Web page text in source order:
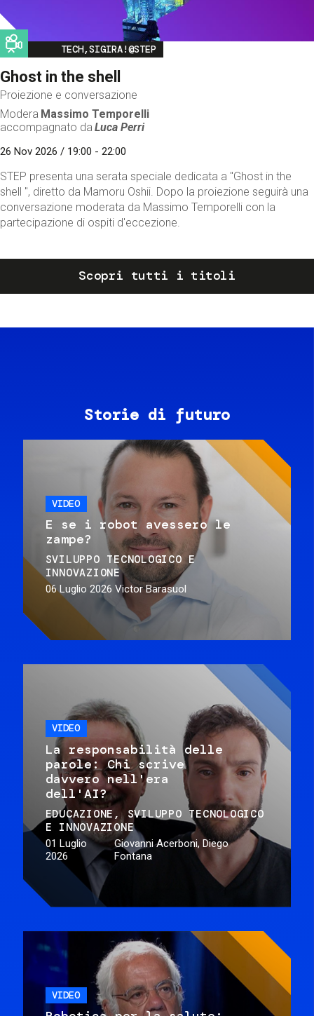
Image
TECH,SIGIRA!@STEP
Ghost in the shell
Proiezione e conversazione
Modera Massimo Temporelli
accompagnato da Luca Perri
26 Nov 2026 / 19:00 - 22:00
STEP presenta una serata speciale dedicata a "Ghost in the
shell ", diretto da Mamoru Oshii. Dopo la proiezione seguirà una
conversazione moderata da Massimo Temporelli con la
partecipazione di ospiti d'eccezione.
Scopri tutti i titoli
Storie di futuro
VIDEO
E se i robot avessero le
zampe?
SVILUPPO TECNOLOGICO E
INNOVAZIONE
06 Luglio 2026 Victor Barasuol
VIDEO
La responsabilità delle
parole: Chi scrive
davvero nell'era
dell'AI?
EDUCAZIONE
SVILUPPO TECNOLOGICO
E INNOVAZIONE
01 Luglio
2026
Giovanni Acerboni, Diego
Fontana
VIDEO